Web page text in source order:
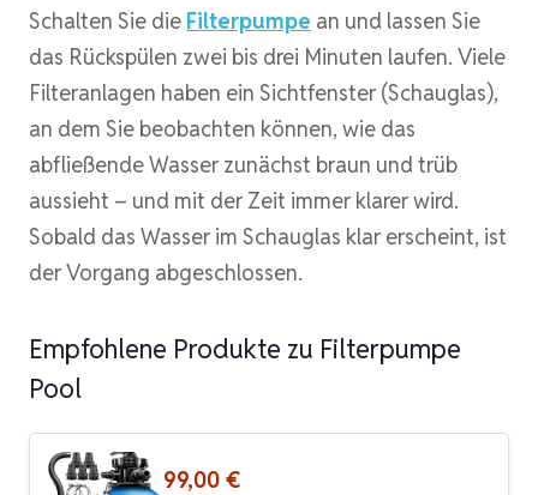
Schalten Sie die Filterpumpe an und lassen Sie
das Rückspülen zwei bis drei Minuten laufen. Viele
Filteranlagen haben ein Sichtfenster (Schauglas),
an dem Sie beobachten können, wie das
abfließende Wasser zunächst braun und trüb
aussieht – und mit der Zeit immer klarer wird.
Sobald das Wasser im Schauglas klar erscheint, ist
der Vorgang abgeschlossen.
Empfohlene Produkte zu Filterpumpe
Pool
99,00 €